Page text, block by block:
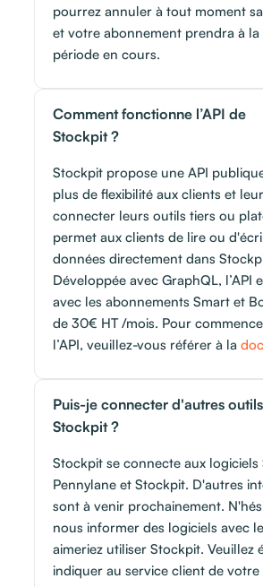
pourrez annuler à tout moment
et votre abonnement prendra à la
période en cours.
Comment fonctionne l’API de
Stockpit ?
Stockpit propose une API
plus de flexibilité aux clients et
connecter leurs outils tiers ou
permet aux clients de lire ou
données directement dans
Développée avec GraphQL, l’API
avec les abonnements Smart et
de 30€ HT /mois. Pour
l’API, veuillez-vous référer à la
Puis-je connecter d'autres
Stockpit ?
Stockpit se connecte aux logiciels
Pennylane et Stockpit. D'autres
sont à venir prochainement.
nous informer des logiciels avec
aimeriez utiliser Stockpit. Veuillez
indiquer au service client de